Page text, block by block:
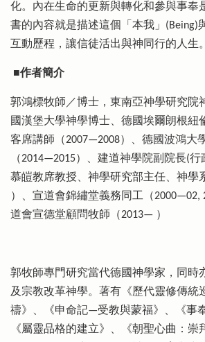
化。內在生命的更新與轉化和參與事奉
書的內容就是描述這個「本我」(Being)
互動歷程，讓信徒活出與神同行的人生
■作者簡介
郭鴻標牧師／博士，東南亞神學研究院
國漢堡大學神學博士、德國埃爾朗根紐
客席講師（2007—2008）、德國波鴻大
（2014—2015）、建道神學院副院長(
慕皚教席教授、神學研究部主任、神學
）、宣道會錦繡堂義務同工（2000—02,
道會宣德堂顧問牧師（2013— ）
郭牧師專門研究當代德國神學家，同時
及宗教改革神學。著有《歷代靈修傳統
禱》、《申命記—受教與蒙福》、《事
《屬靈品格的建立》、《朝聖心曲：崇